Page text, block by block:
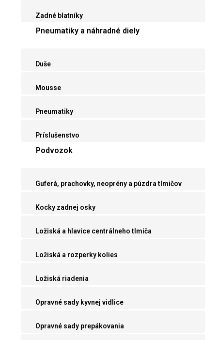
Zadné blatníky
Pneumatiky a náhradné diely
Duše
Mousse
Pneumatiky
Príslušenstvo
Podvozok
Guferá, prachovky, neoprény a púzdra tlmičov
Kocky zadnej osky
Ložiská a hlavice centrálneho tlmiča
Ložiská a rozperky kolies
Ložiská riadenia
Opravné sady kyvnej vidlice
Opravné sady prepákovania